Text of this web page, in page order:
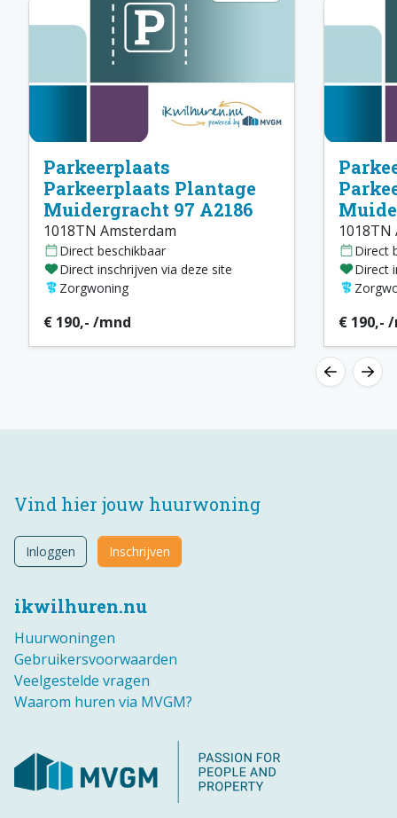
Parkeerplaats
Parkeerplaats Plantage
Muidergracht 97 A2186
1018TN Amsterdam
Direct beschikbaar
Direct inschrijven via deze site
Zorgwoning
€ 190,- /mnd
1018TN
Direct
Direct
€ 190,-
ikwilhuren.nu
Huurwoningen
Gebruikersvoorwaarden
Veelgestelde vragen
Waarom huren via MVGM?
Vind hier jouw huurwoning
Inloggen Inschrijven